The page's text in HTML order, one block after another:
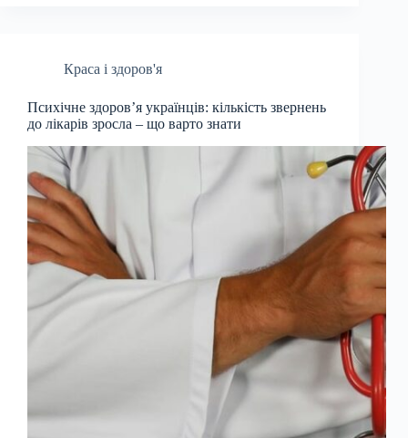
Краса і здоров'я
Психічне здоров’я українців: кількість звернень
до лікарів зросла – що варто знати